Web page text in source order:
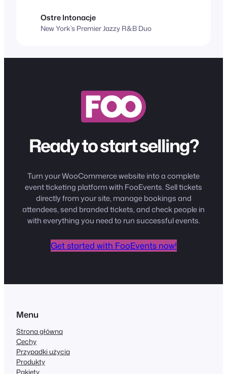
Ostre Intonacje
New York’s Premier Jazzy R&B Duo
Ready to start selling?
Turn your WooCommerce website into a complete
event ticketing platform with FooEvents. Sell tickets
directly from your site, manage bookings and
attendees, send branded tickets, and check people in
with everything you need to run successful events.
Get started with FooEvents now!
Menu
Strona główna
Cechy
Przypadki użycia
Produkty
Pakiety